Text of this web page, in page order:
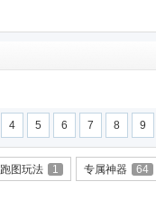
4 5 6 7 8 9
跑图玩法 1 专属神器 64